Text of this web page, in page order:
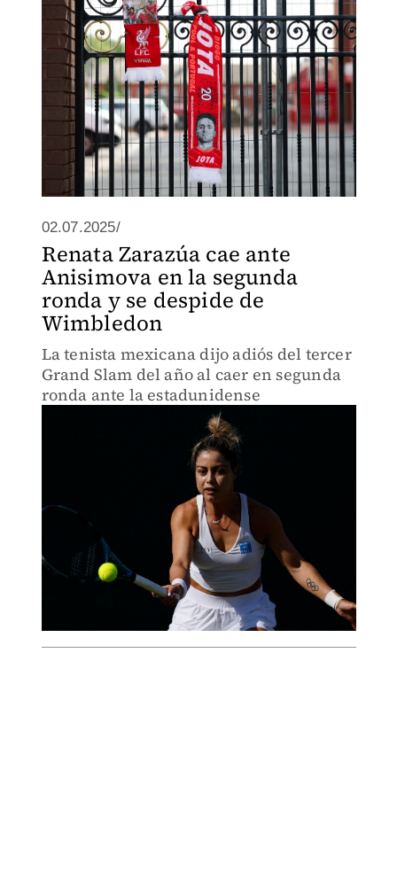
02.07.2025/
Renata Zarazúa cae ante
Anisimova en la segunda
ronda y se despide de
Wimbledon
La tenista mexicana dijo adiós del tercer
Grand Slam del año al caer en segunda
ronda ante la estadunidense